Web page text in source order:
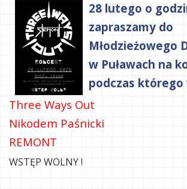
28 lutego o
zapraszamy do
Młodzieżowego
w Puławach na
podczas którego
Three Ways Out
Nikodem Paśnicki
REMONT
WSTĘP WOLNY !